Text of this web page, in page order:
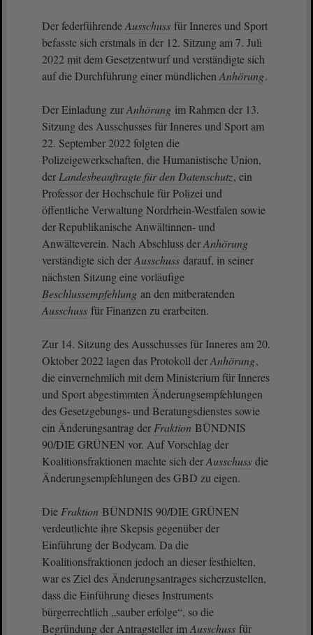
Der federführendeAusschuss für Inneres und Sport
befasste sich erstmals in der 12. Sitzung am 7. Juli
2022 mit dem Gesetzentwurf und verständigte sich
auf die Durchführung einer mündlichen Anhörung.
Der Einladung zurAnhörung im Rahmen der 13.
Sitzung des Ausschusses für Inneres und Sport am
22. September 2022 folgten die
Polizeigewerkschaften, die Humanistische Union,
der Landesbeauftragte für den Datenschutz, ein
Professor der Hochschule für Polizei und
öffentliche Verwaltung Nordrhein-Westfalen sowie
der Republikanische Anwältinnen- und
Anwälteverein. Nach Abschluss derAnhörung
verständigte sich derAusschuss darauf, in seiner
nächsten Sitzung eine vorläufige
Beschlussempfehlung an den mitberatenden
Ausschuss für Finanzen zu erarbeiten.
Zur 14. Sitzung des Ausschusses für Inneres am 20.
Oktober 2022 lagen das Protokoll derAnhörung,
die einvernehmlich mit dem Ministerium für Inneres
und Sport abgestimmten Änderungsempfehlungen
des Gesetzgebungs- und Beratungsdienstes sowie
ein Änderungsantrag der Fraktion BÜNDNIS
90/DIE GRÜNEN vor. Auf Vorschlag der
Koalitionsfraktionen machte sich derAusschuss die
Änderungsempfehlungen des GBD zu eigen.
Die Fraktion BÜNDNIS 90/DIE GRÜNEN
verdeutlichte ihre Skepsis gegenüber der
Einführung der Bodycam. Da die
Koalitionsfraktionen jedoch an dieser festhielten,
war es Ziel des Änderungsantrages sicherzustellen,
dass die Einführung dieses Instruments
bürgerrechtlich „sauber erfolge“, so die
Begründung der Antragsteller imAusschuss für